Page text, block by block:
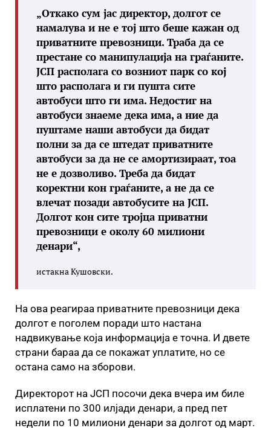
„Откако сум јас директор, долгот се
намалува и не е тој што беше кажан од
приватните превозници. Траба да се
престане со манипулација на граѓаните.
ЈСП располага со возниот парк со кој
што располага и ги пушта сите
автобуси што ги има. Недостиг на
автобуси знаеме дека има, а ние да
пуштаме наши автобуси да бидат
полни за да се штедат приватните
автобуси за да не се амортизираат, тоа
не е дозволиво. Треба да бидат
коректни кон граѓаните, а не да се
влечат позади автобусите на ЈСП.
Долгот кон сите тројца приватни
превозници е околу 60 милиони
денари“,
истакна Кушовски.
На ова реагираа приватните превозници дека
долгот е поголем поради што настана
надвикување која информација е точна. И двете
страни бараа да се покажат уплатите, но се
остана само на зборови.
Директорот на ЈСП посочи дека вчера им биле
исплатени по 300 илјади денари, а пред пет
недели по 10 милиони денари за долгот од март.